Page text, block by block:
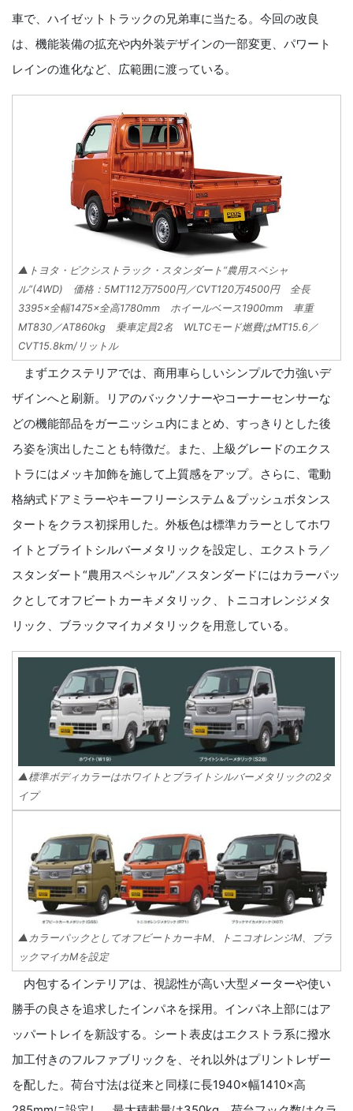
車で、ハイゼットトラックの兄弟車に当たる。今回の改良
は、機能装備の拡充や内外装デザインの一部変更、パワート
レインの進化など、広範囲に渡っている。
▲トヨタ・ピクシストラック・スタンダート“農用スペシャ
ル”(4WD) 価格：5MT112万7500円／CVT120万4500円 全長
3395×全幅1475×全高1780mm ホイールベース1900mm 車重
MT830／AT860kg 乗車定員2名 WLTCモード燃費はMT15.6／
CVT15.8km/リットル
まずエクステリアでは、商用車らしいシンプルで力強いデ
ザインへと刷新。リアのバックソナーやコーナーセンサーな
どの機能部品をガーニッシュ内にまとめ、すっきりとした後
ろ姿を演出したことも特徴だ。また、上級グレードのエクス
トラにはメッキ加飾を施して上質感をアップ。さらに、電動
格納式ドアミラーやキーフリーシステム＆プッシュボタンス
タートをクラス初採用した。外板色は標準カラーとしてホワ
イトとブライトシルバーメタリックを設定し、エクストラ／
スタンダート“農用スペシャル”／スタンダードにはカラーパッ
クとしてオフビートカーキメタリック、トニコオレンジメタ
リック、ブラックマイカメタリックを用意している。
▲標準ボディカラーはホワイトとブライトシルバーメタリックの2タ
イプ
▲カラーパックとしてオフビートカーキM、トニコオレンジM、ブラ
ックマイカMを設定
内包するインテリアは、視認性が高い大型メーターや使い
勝手の良さを追求したインパネを採用。インパネ上部にはア
ッパートレイを新設する。シート表皮はエクストラ系に撥水
加工付きのフルファブリックを、それ以外はプリントレザー
を配した。荷台寸法は従来と同様に長1940×幅1410×高